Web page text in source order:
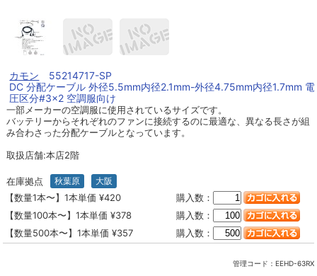
カモン 55214717-SP
DC 分配ケーブル 外径5.5mm内径2.1mm-外径4.75mm内径1.7mm 電
圧区分#3×2 空調服向け
一部メーカーの空調服に使用されているサイズです。
バッテリーからそれぞれのファンに接続するのに最適な、異なる長さが組
み合わさった分配ケーブルとなっています。
取扱店舗:本店2階
在庫拠点 秋葉原 大阪
【数量1本〜】1本単価 ¥420
購入数：
【数量100本〜】1本単価 ¥378
購入数：
【数量500本〜】1本単価 ¥357
購入数：
管理コード： EEHD-63RX